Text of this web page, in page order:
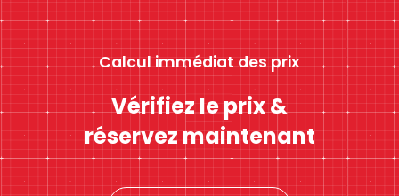
Calcul immédiat des prix
Vérifiez le prix &